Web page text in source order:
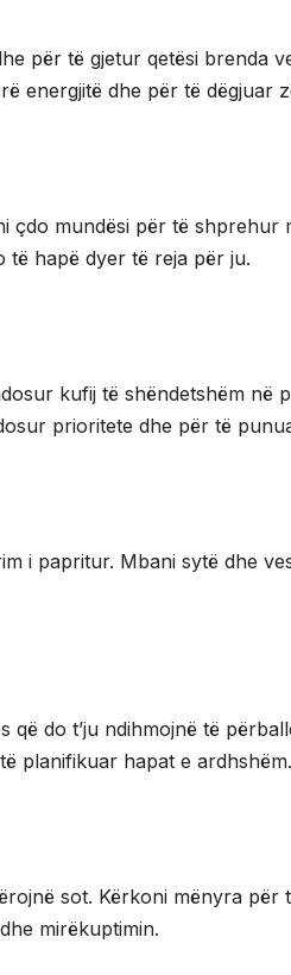
për të gjetur qetësi brenda
energjitë dhe për të dëgjuar
çdo mundësi për të shprehur
të hapë dyer të reja për ju.
kufij të shëndetshëm në
prioritete dhe për të
i papritur. Mbani sytë dhe
do t’ju ndihmojnë të
planifikuar hapat e ardhshëm.
sot. Kërkoni mënyra për
mirëkuptimin.